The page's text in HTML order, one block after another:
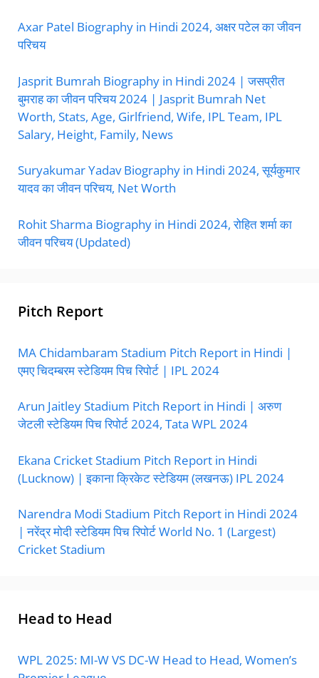
Axar Patel Biography in Hindi 2024, अक्षर पटेल का जीवन
परिचय
Jasprit Bumrah Biography in Hindi 2024 | जसप्रीत
बुमराह का जीवन परिचय 2024 | Jasprit Bumrah Net
Worth, Stats, Age, Girlfriend, Wife, IPL Team, IPL
Salary, Height, Family, News
Suryakumar Yadav Biography in Hindi 2024, सूर्यकुमार
यादव का जीवन परिचय, Net Worth
Rohit Sharma Biography in Hindi 2024, रोहित शर्मा का
जीवन परिचय (Updated)
Pitch Report
MA Chidambaram Stadium Pitch Report in Hindi |
एमए चिदम्बरम स्टेडियम पिच रिपोर्ट | IPL 2024
Arun Jaitley Stadium Pitch Report in Hindi | अरुण
जेटली स्टेडियम पिच रिपोर्ट 2024, Tata WPL 2024
Ekana Cricket Stadium Pitch Report in Hindi
(Lucknow) | इकाना क्रिकेट स्टेडियम (लखनऊ) IPL 2024
Narendra Modi Stadium Pitch Report in Hindi 2024
| नरेंद्र मोदी स्टेडियम पिच रिपोर्ट World No. 1 (Largest)
Cricket Stadium
Head to Head
WPL 2025: MI-W VS DC-W Head to Head, Women’s